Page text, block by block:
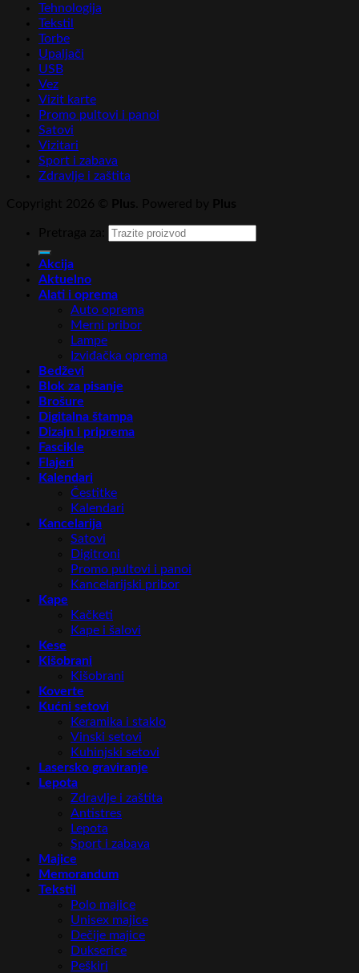
Tehnologija
Tekstil
Torbe
Upaljači
USB
Vez
Vizit karte
Promo pultovi i panoi
Satovi
Vizitari
Sport i zabava
Zdravlje i zaštita
Akcija
Aktuelno
Alati i oprema
Auto oprema
Merni pribor
Lampe
Izviđačka oprema
Bedževi
Blok za pisanje
Brošure
Digitalna štampa
Dizajn i priprema
Fascikle
Flajeri
Kalendari
Čestitke
Kalendari
Kancelarija
Satovi
Digitroni
Promo pultovi i panoi
Kancelarijski pribor
Kape
Kačketi
Kape i šalovi
Kese
Kišobrani
Kišobrani
Koverte
Kućni setovi
Keramika i staklo
Vinski setovi
Kuhinjski setovi
Lasersko graviranje
Lepota
Zdravlje i zaštita
Antistres
Lepota
Sport i zabava
Majice
Memorandum
Tekstil
Polo majice
Unisex majice
Dečije majice
Dukserice
Peškiri